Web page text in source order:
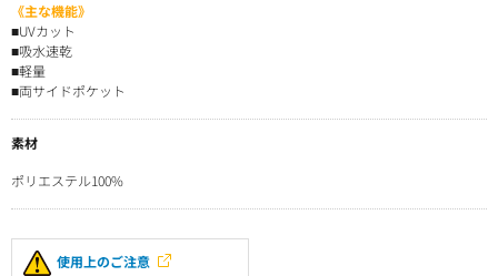
《主な機能》
■UVカット
■吸水速乾
■軽量
■両サイドポケット
素材
ポリエステル100%
使用上のご注意